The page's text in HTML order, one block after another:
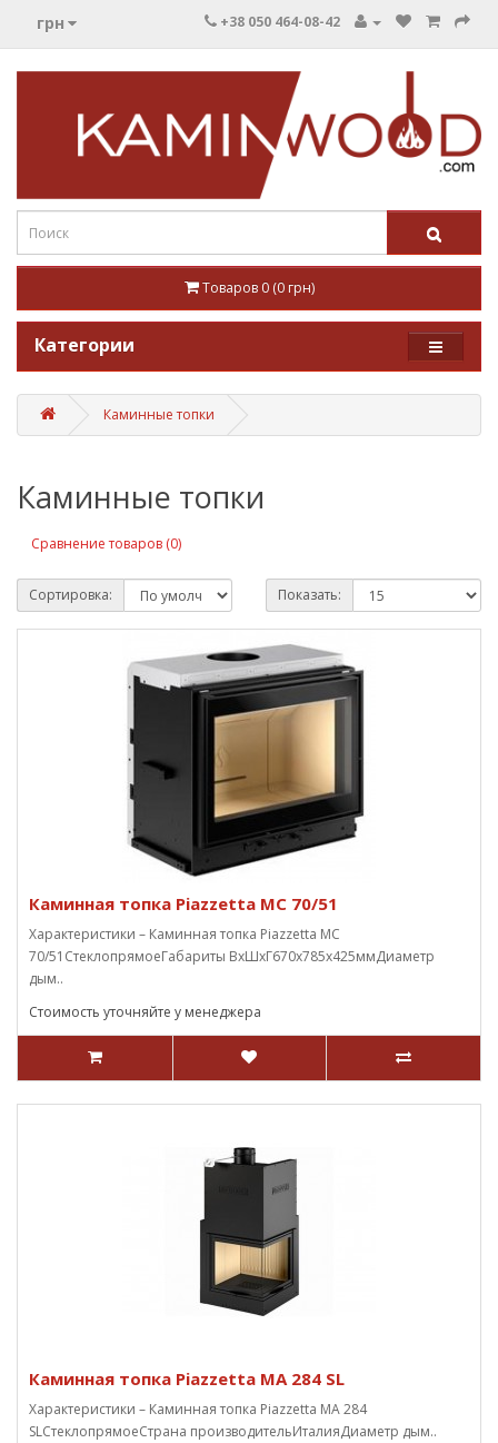
грн +38 050 464-08-42
Товаров 0 (0 грн)
Категории
Каминные топки
Каминные топки
Сравнение товаров (0)
Сортировка: Показать:
Каминная топка Piazzetta MC 70/51
Характеристики – Каминная топка Piazzetta MC
70/51СтеклопрямоеГабариты ВxШxГ670х785х425ммДиаметр
дым..
Стоимость уточняйте у менеджера
Каминная топка Piazzetta MA 284 SL
Характеристики – Каминная топка Piazzetta MA 284
SLСтеклопрямоеСтрана производительИталияДиаметр дым..